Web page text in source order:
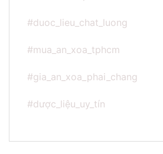
#duoc_lieu_chat_luong
#mua_an_xoa_tphcm
#gia_an_xoa_phai_chang
#dược_liệu_uy_tín